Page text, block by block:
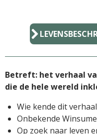
Betreft: het verhaal
die de hele wereld
Wie kende dit
Onbekende
Op zoek naar leven